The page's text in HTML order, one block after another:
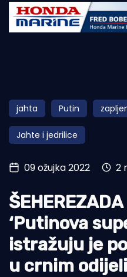
Početna
Obala
Otoci
Turizam i nautika
Pomorstvo
Ribolov
Ekologija
Tradicija i kultura
jahta Putin
Jahte i jedrilice
09 ožujka 2022 2
‘Putinova
istražuju je
u crnim